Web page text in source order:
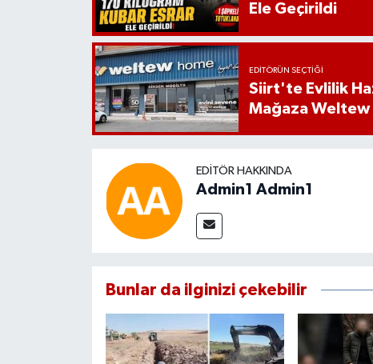
Ele Geçirildi
EDITÖRÜN SEÇTIĞI
Siirt'te Evlilik
Mağaza Weltew
EDITÖR HAKKINDA
Admin1 Admin1
Bunlar da ilginizi çekebilir